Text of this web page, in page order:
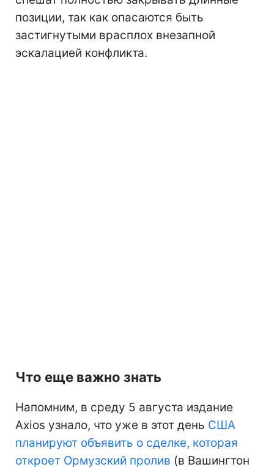
позиции, так как опасаются быть
застигнутыми врасплох внезапной
эскалацией конфликта.
Что еще важно знать
Напомним, в среду 5 августа издание
Axios узнало, что уже в этот день США
планируют объявить о сделке, которая
откроет Ормузский пролив (в Вашингтон